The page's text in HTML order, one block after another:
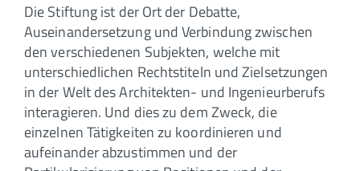
Die Stiftung ist der Ort der Debatte,
Auseinandersetzung und Verbindung zwischen
den verschiedenen Subjekten, welche mit
unterschiedlichen Rechtstiteln und Zielsetzungen
in der Welt des Architekten- und Ingenieurberufs
interagieren. Und dies zu dem Zweck, die
einzelnen Tätigkeiten zu koordinieren und
aufeinander abzustimmen und der